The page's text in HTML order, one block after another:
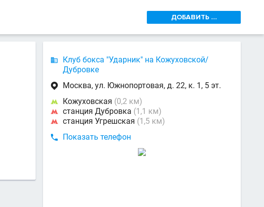
ДОБАВИТЬ ...

Клуб бокса "Ударник" на Кожуховской/
Дубровке
 Москва, ул. Южнопортовая, д. 22, к. 1, 5 эт.
 Кожуховская (0,2 км)
 станция Дубровка (1,1 км)
 станция Угрешская (1,5 км)
 Показать телефон